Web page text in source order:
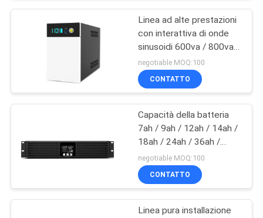
NOTIZIE
PREVENTIVO
DEL
SITO
NORME
UPS ad alta
frequenza Online
22
Linea ad alte prestazioni
con interattiva di onde
sinusoidi 600va / 800va /
1200va
negotiable MOQ:100
CONTATTO
Capacità della batteria
7ah / 9ah / 12ah / 14ah /
18ah / 24ah / 36ah /
48ah
negotiable MOQ:100
CONTATTO
Linea pura installazione